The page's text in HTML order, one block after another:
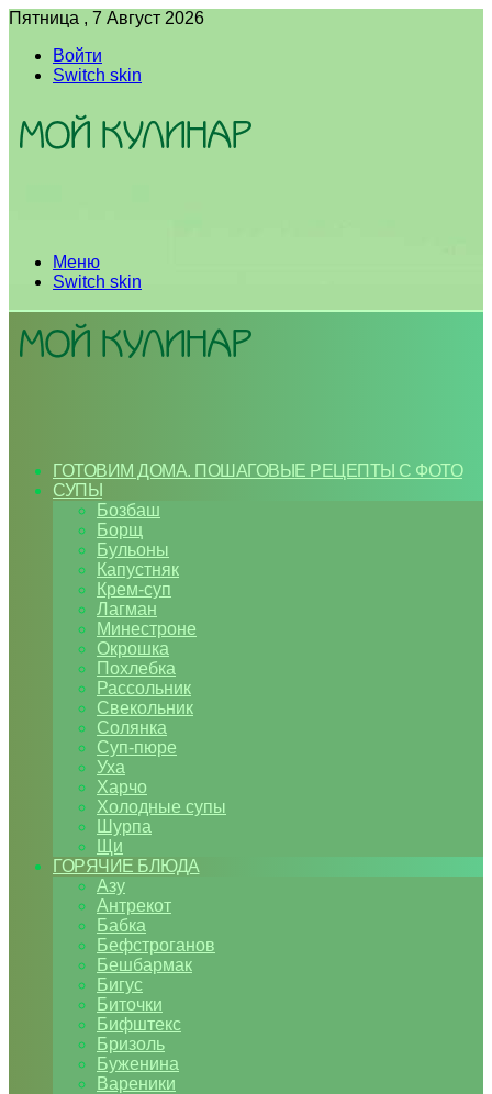
Пятница , 7 Август 2026
Войти
Switch skin
Меню
Switch skin
ГОТОВИМ ДОМА. ПОШАГОВЫЕ РЕЦЕПТЫ С ФОТО
СУПЫ
Бозбаш
Борщ
Бульоны
Капустняк
Крем-суп
Лагман
Минестроне
Окрошка
Похлебка
Рассольник
Свекольник
Солянка
Суп-пюре
Уха
Харчо
Холодные супы
Шурпа
Щи
ГОРЯЧИЕ БЛЮДА
Азу
Антрекот
Бабка
Бефстроганов
Бешбармак
Бигус
Биточки
Бифштекс
Бризоль
Буженина
Вареники